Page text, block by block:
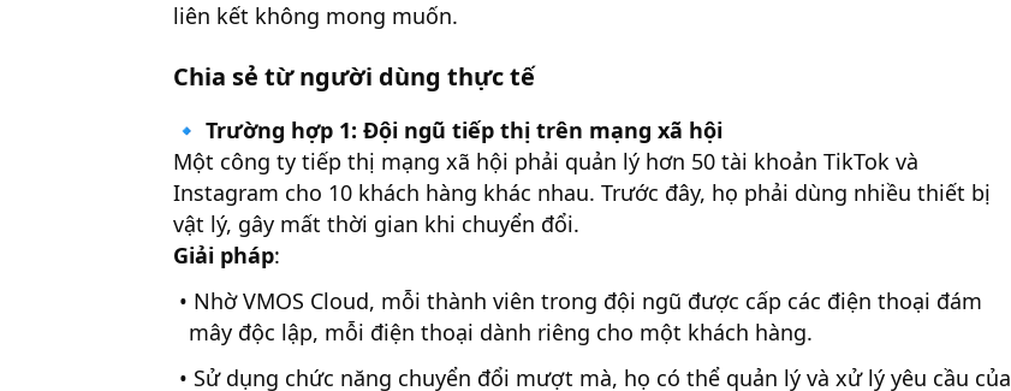
liên kết không mong muốn.
Chia sẻ từ người dùng thực tế
🔹 Trường hợp 1: Đội ngũ tiếp thị trên mạng xã hội
Một công ty tiếp thị mạng xã hội phải quản lý hơn 50 tài khoản TikTok và
Instagram cho 10 khách hàng khác nhau. Trước đây, họ phải dùng nhiều thiết bị
vật lý, gây mất thời gian khi chuyển đổi.
Giải pháp:
• Nhờ VMOS Cloud, mỗi thành viên trong đội ngũ được cấp các điện thoại đám
mây độc lập, mỗi điện thoại dành riêng cho một khách hàng.
• Sử dụng chức năng chuyển đổi mượt mà, họ có thể quản lý và xử lý yêu cầu của